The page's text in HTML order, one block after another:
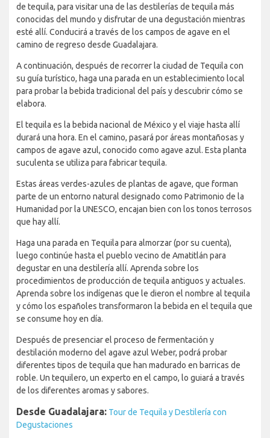
de tequila, para visitar una de las destilerías de tequila más
conocidas del mundo y disfrutar de una degustación mientras
esté allí. Conducirá a través de los campos de agave en el
camino de regreso desde Guadalajara.
A continuación, después de recorrer la ciudad de Tequila con
su guía turístico, haga una parada en un establecimiento local
para probar la bebida tradicional del país y descubrir cómo se
elabora.
El tequila es la bebida nacional de México y el viaje hasta allí
durará una hora. En el camino, pasará por áreas montañosas y
campos de agave azul, conocido como agave azul. Esta planta
suculenta se utiliza para fabricar tequila.
Estas áreas verdes-azules de plantas de agave, que forman
parte de un entorno natural designado como Patrimonio de la
Humanidad por la UNESCO, encajan bien con los tonos terrosos
que hay allí.
Haga una parada en Tequila para almorzar (por su cuenta),
luego continúe hasta el pueblo vecino de Amatitlán para
degustar en una destilería allí. Aprenda sobre los
procedimientos de producción de tequila antiguos y actuales.
Aprenda sobre los indígenas que le dieron el nombre al tequila
y cómo los españoles transformaron la bebida en el tequila que
se consume hoy en día.
Después de presenciar el proceso de fermentación y
destilación moderno del agave azul Weber, podrá probar
diferentes tipos de tequila que han madurado en barricas de
roble. Un tequilero, un experto en el campo, lo guiará a través
de los diferentes aromas y sabores.
Desde Guadalajara: Tour de Tequila y Destilería con
Degustaciones